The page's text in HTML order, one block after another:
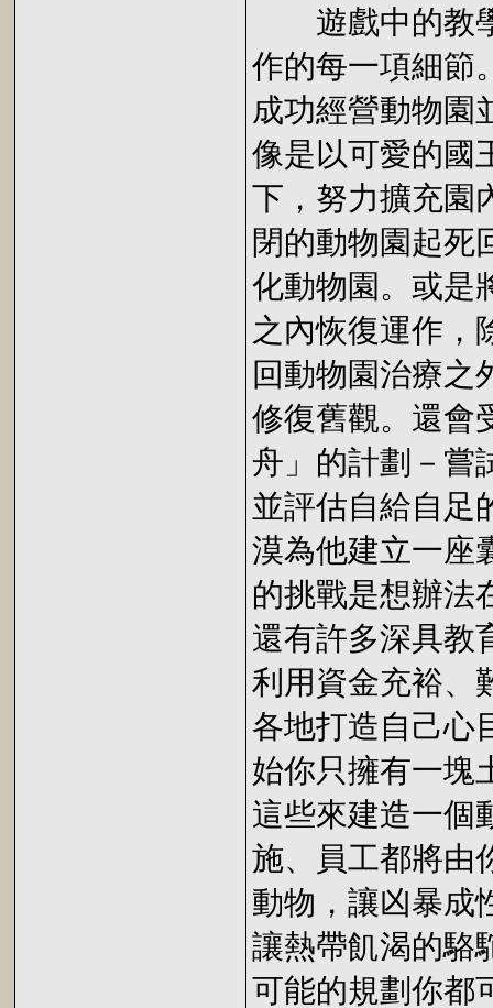
遊戲中的教學
作的每一項細節
成功經營動物園
像是以可愛的國
下，努力擴充園
閉的動物園起死
化動物園。或是
之內恢復運作，
回動物園治療之
修復舊觀。還會
舟」的計劃－嘗
並評估自給自足
漠為他建立一座
的挑戰是想辦法
還有許多深具教
利用資金充裕、
各地打造自己心
始你只擁有一塊
這些來建造一個
施、員工都將由
動物，讓凶暴成
讓熱帶飢渴的駱
可能的規劃你都